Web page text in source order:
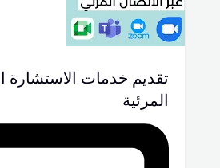
تقديم خدمات الاستشارة
المرئية